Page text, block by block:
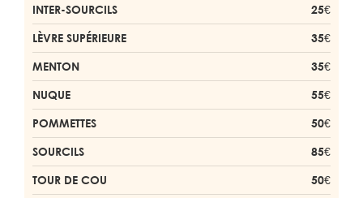
INTER-SOURCILS 25€
LÈVRE SUPÉRIEURE 35€
MENTON 35€
NUQUE 55€
POMMETTES 50€
SOURCILS 85€
TOUR DE COU 50€